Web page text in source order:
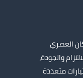
العصري
والجودة،
متعددة